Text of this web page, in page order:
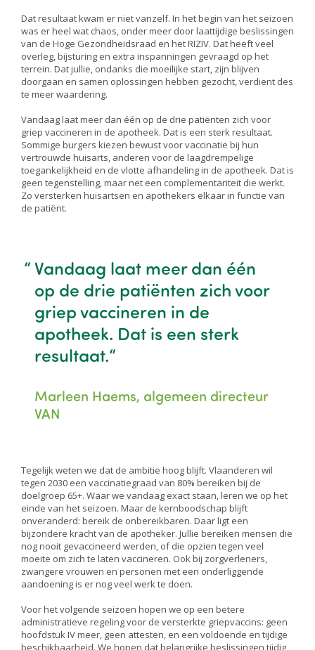
Dat resultaat kwam er niet vanzelf. In het begin van het seizoen
was er heel wat chaos, onder meer door laattijdige beslissingen
van de Hoge Gezondheidsraad en het RIZIV. Dat heeft veel
overleg, bijsturing en extra inspanningen gevraagd op het
terrein. Dat jullie, ondanks die moeilijke start, zijn blijven
doorgaan en samen oplossingen hebben gezocht, verdient des
te meer waardering.
Vandaag laat meer dan één op de drie patiënten zich voor
griep vaccineren in de apotheek. Dat is een sterk resultaat.
Sommige burgers kiezen bewust voor vaccinatie bij hun
vertrouwde huisarts, anderen voor de laagdrempelige
toegankelijkheid en de vlotte afhandeling in de apotheek. Dat is
geen tegenstelling, maar net een complementariteit die werkt.
Zo versterken huisartsen en apothekers elkaar in functie van
de patiënt.
Vandaag laat meer dan één
op de drie patiënten zich voor
griep vaccineren in de
apotheek. Dat is een sterk
resultaat.
Marleen Haems, algemeen directeur
VAN
Tegelijk weten we dat de ambitie hoog blijft. Vlaanderen wil
tegen 2030 een vaccinatiegraad van 80% bereiken bij de
doelgroep 65+. Waar we vandaag exact staan, leren we op het
einde van het seizoen. Maar de kernboodschap blijft
onveranderd: bereik de onbereikbaren. Daar ligt een
bijzondere kracht van de apotheker. Jullie bereiken mensen die
nog nooit gevaccineerd werden, of die opzien tegen veel
moeite om zich te laten vaccineren. Ook bij zorgverleners,
zwangere vrouwen en personen met een onderliggende
aandoening is er nog veel werk te doen.
Voor het volgende seizoen hopen we op een betere
administratieve regeling voor de versterkte griepvaccins: geen
hoofdstuk IV meer, geen attesten, en een voldoende en tijdige
beschikbaarheid. We hopen dat belangrijke beslissingen tijdig